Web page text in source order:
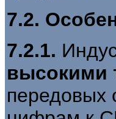
7.2.
7.2.1.
высокими
передовых